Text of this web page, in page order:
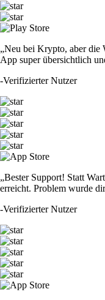
„Neu bei Krypto, aber die
App super übersichtlich
-Verifizierter Nutzer
„Bester Support! Statt
erreicht. Problem wurde
-Verifizierter Nutzer